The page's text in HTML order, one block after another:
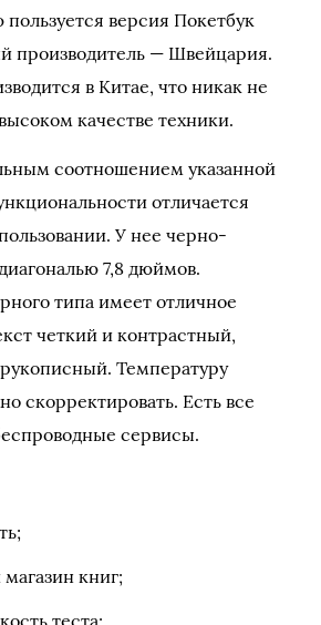
версия Покетбук
производитель — Швейцария.
в Китае, что никак не
качестве техники.
соотношением указанной
отличается
У нее черно-
7,8 дюймов.
типа имеет отличное
четкий и контрастный,
Температуру
скорректировать. Есть все
сервисы.
книг;